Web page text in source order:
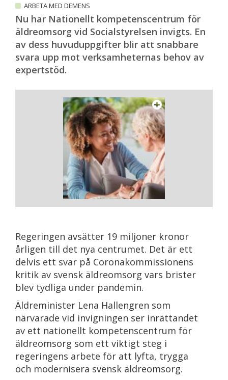
ARBETA MED DEMENS
Nu har Nationellt kompetenscentrum för
äldreomsorg vid Socialstyrelsen invigts. En
av dess huvuduppgifter blir att snabbare
svara upp mot verksamheternas behov av
expertstöd.
Regeringen avsätter 19 miljoner kronor
årligen till det nya centrumet. Det är ett
delvis ett svar på Coronakommissionens
kritik av svensk äldreomsorg vars brister
blev tydliga under pandemin.
Äldreminister Lena Hallengren som
närvarade vid invigningen ser inrättandet
av ett nationellt kompetenscentrum för
äldreomsorg som ett viktigt steg i
regeringens arbete för att lyfta, trygga
och modernisera svensk äldreomsorg.